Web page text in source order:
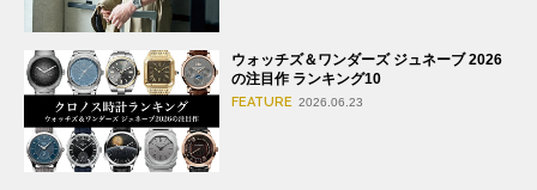
ウォッチズ＆ワンダーズ ジュネーブ 2026
の注目作 ランキング10
FEATURE 2026.06.23